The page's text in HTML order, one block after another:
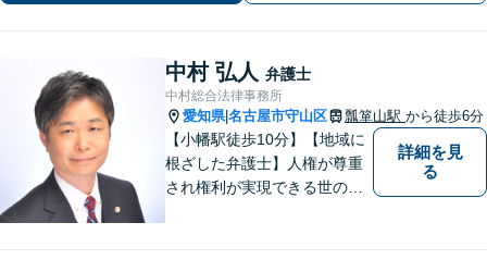
中村 弘人 弁護士
中村総合法律事務所
愛知県|名古屋市守山区 瓢箪山駅 から徒歩6分
【小幡駅徒歩10分】【地域に
根ざした弁護士】人権が尊重
され権利が実現できる世の中
詳細を見
る